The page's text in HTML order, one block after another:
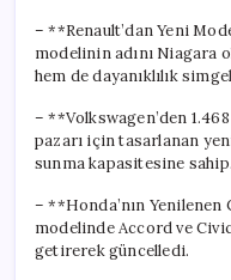
– **Renault’dan Yeni
modelinin adını Niagara
hem de dayanıklılık
– **Volkswagen’den
pazarı için tasarlanan
sunma kapasitesine sahip.
– **Honda’nın
modelinde Accord ve
getirerek güncelledi.